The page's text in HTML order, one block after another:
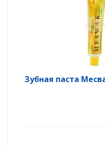
Зубная паста